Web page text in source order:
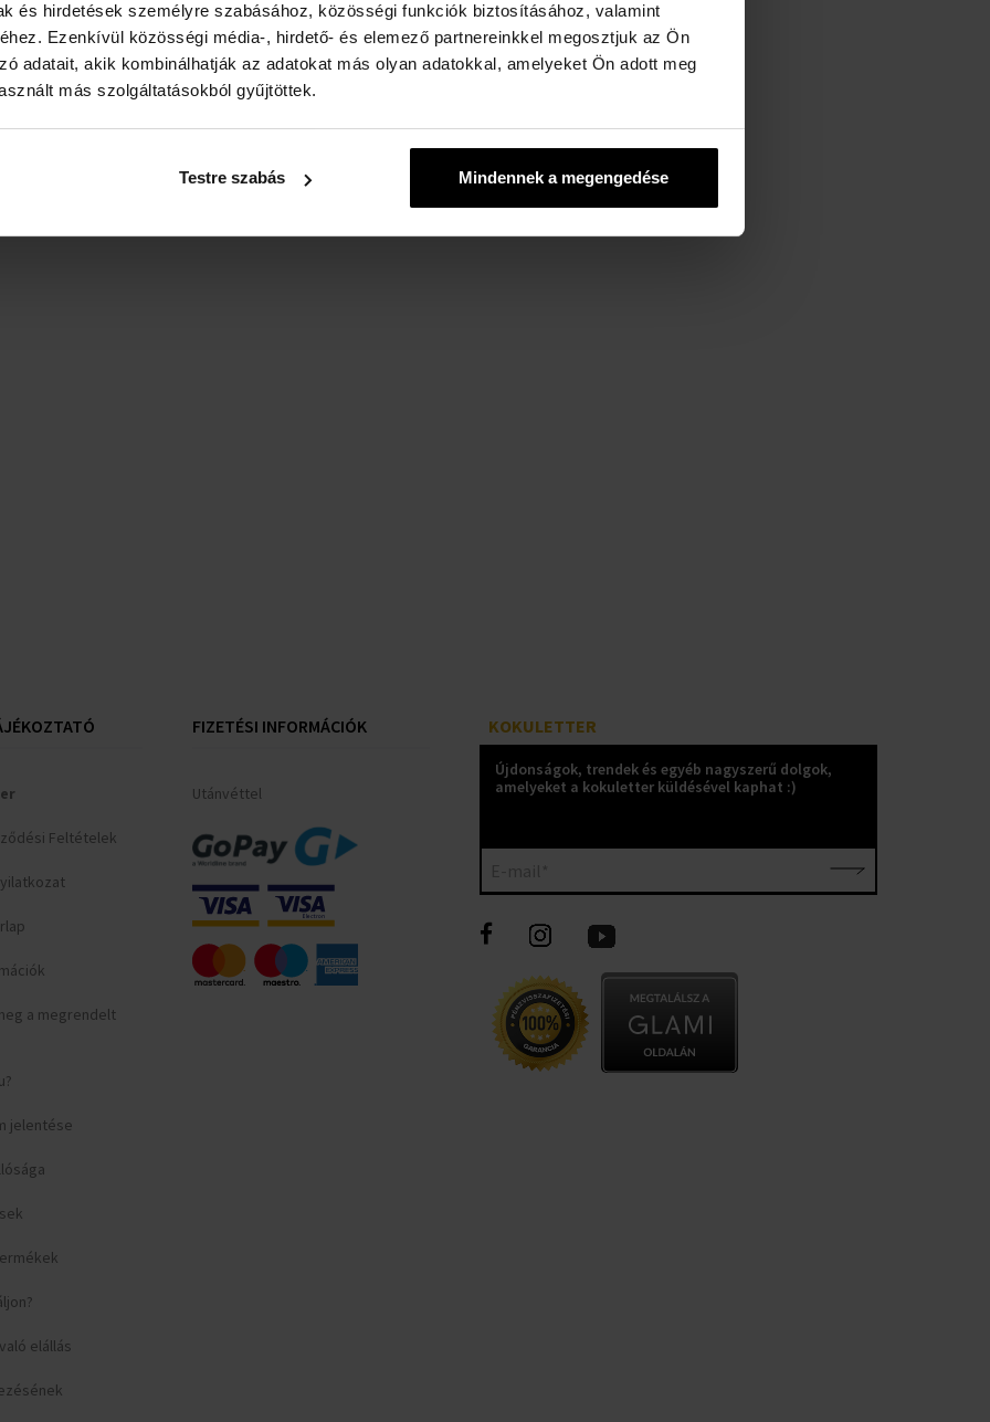
és hirdetések személyre szabásához, közösségi funkciók biztosításához, valamint
Ezenkívül közösségi média-, hirdető- és elemező partnereinkkel megosztjuk az Ön
adatait, akik kombinálhatják az adatokat más olyan adatokkal, amelyeket Ön adott meg
más szolgáltatásokból gyűjtöttek.
Testre szabás Mindennek a megengedése
Feltételek
a megrendelt
jelentése
elállás
FIZETÉSI INFORMÁCIÓK
Utánvéttel
KOKULETTER
Újdonságok, trendek és egyéb nagyszerű dolgok,
amelyeket a kokuletter küldésével kaphat :)